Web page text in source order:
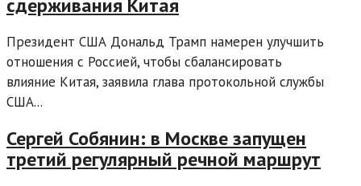
сдерживания Китая
Президент США Дональд Трамп намерен улучшить
отношения с Россией, чтобы сбалансировать
влияние Китая, заявила глава протокольной службы
США...
Сергей Собянин: в Москве запущен
третий регулярный речной маршрут